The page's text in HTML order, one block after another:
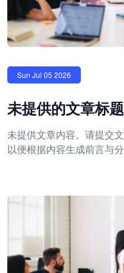
Sun Jul 05 2026
未提供的文章标题
未提供文章内容。请提交
以便根据内容生成前言与分